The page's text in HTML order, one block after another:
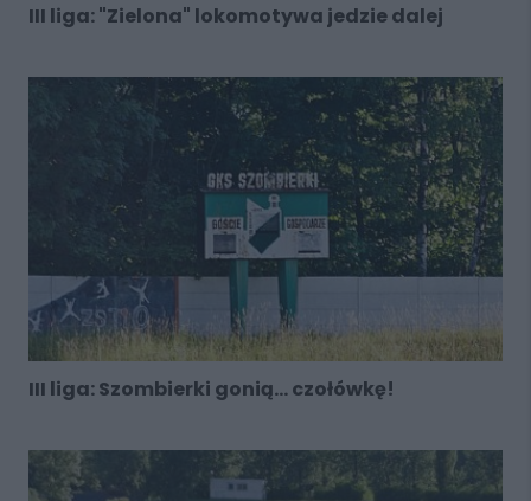
III liga: "Zielona" lokomotywa jedzie dalej
III liga: Szombierki gonią... czołówkę!